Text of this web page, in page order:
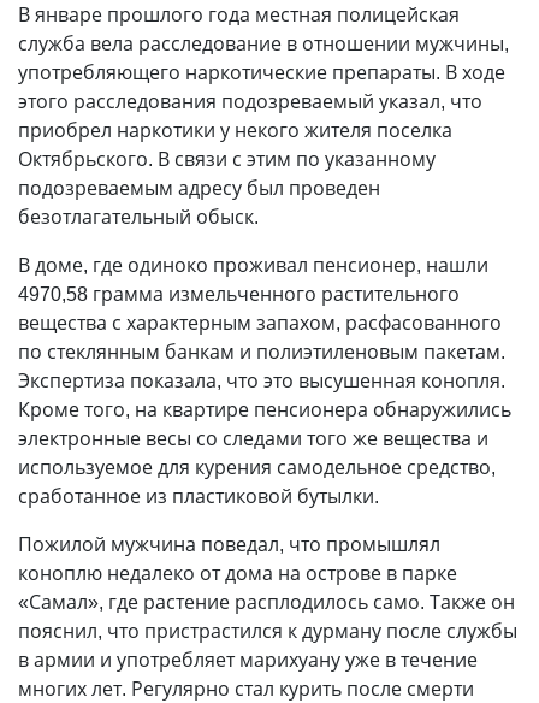
В январе прошлого года местная полицейская
служба вела расследование в отношении мужчины,
употребляющего наркотические препараты. В ходе
этого расследования подозреваемый указал, что
приобрел наркотики у некого жителя поселка
Октябрьского. В связи с этим по указанному
подозреваемым адресу был проведен
безотлагательный обыск.
В доме, где одиноко проживал пенсионер, нашли
4970,58 грамма измельченного растительного
вещества с характерным запахом, расфасованного
по стеклянным банкам и полиэтиленовым пакетам.
Экспертиза показала, что это высушенная конопля.
Кроме того, на квартире пенсионера обнаружились
электронные весы со следами того же вещества и
используемое для курения самодельное средство,
сработанное из пластиковой бутылки.
Пожилой мужчина поведал, что промышлял
коноплю недалеко от дома на острове в парке
«Самал», где растение расплодилось само. Также он
пояснил, что пристрастился к дурману после службы
в армии и употребляет марихуану уже в течение
многих лет. Регулярно стал курить после смерти